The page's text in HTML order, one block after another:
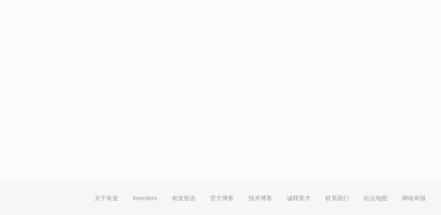
关于有道 Investors 有道智选 官方博客 技术博客 诚聘英才 联系我们 站点地图 网络举报